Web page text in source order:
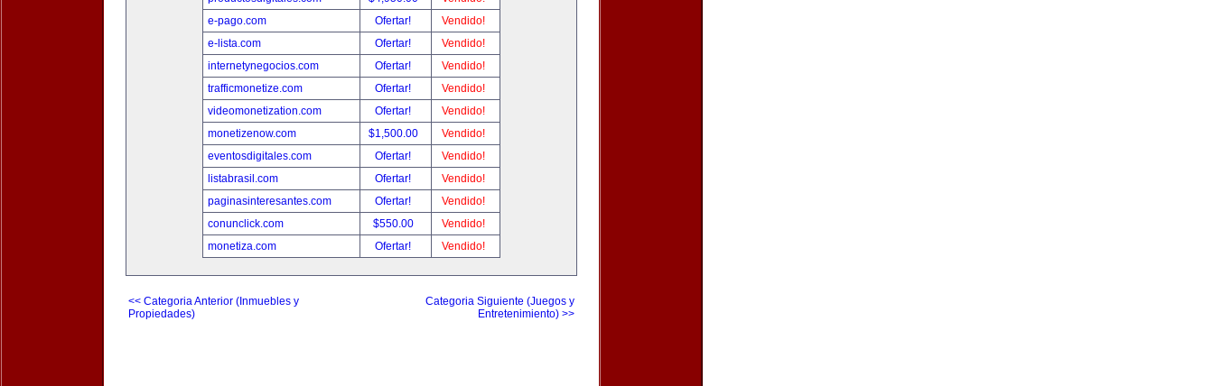
e-pago.com
Ofertar!
Vendido!
e-lista.com
Ofertar!
Vendido!
internetynegocios.com
Ofertar!
Vendido!
trafficmonetize.com
Ofertar!
Vendido!
videomonetization.com
Ofertar!
Vendido!
monetizenow.com
$1,500.00
Vendido!
eventosdigitales.com
Ofertar!
Vendido!
listabrasil.com
Ofertar!
Vendido!
paginasinteresantes.com
Ofertar!
Vendido!
conunclick.com
$550.00
Vendido!
monetiza.com
Ofertar! Vendido!
<< Categoria Anterior (Inmuebles y
Propiedades)
Categoria Siguiente (Juegos y
Entretenimiento) >>